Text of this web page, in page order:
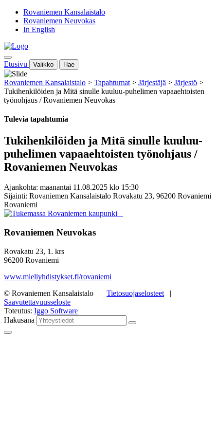
Rovaniemen Kansalaistalo
Rovaniemen Neuvokas
In English
Etusivu Valikko Hae
Rovaniemen Kansalaistalo > Tapahtumat > Järjestäjä > Järjestö >
Tukihenkilöiden ja Mitä sinulle kuuluu-puhelimen vapaaehtoisten
työnohjaus / Rovaniemen Neuvokas
Tulevia tapahtumia
Tukihenkilöiden ja Mitä sinulle kuuluu-
puhelimen vapaaehtoisten työnohjaus /
Rovaniemen Neuvokas
Ajankohta: maanantai 11.08.2025 klo 15:30
Sijainti: Rovaniemen Kansalaistalo Rovakatu 23, 96200 Rovaniemi
Rovaniemi
Rovaniemen Neuvokas
Rovakatu 23, 1. krs
96200 Rovaniemi
www.mieliyhdistykset.fi/rovaniemi
© Rovaniemen Kansalaistalo | Tietosuojaselosteet |
Saavutettavuusseloste
Toteutus: Iggo Software
Hakusana